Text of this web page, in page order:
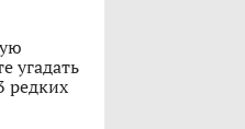
угадать
редких